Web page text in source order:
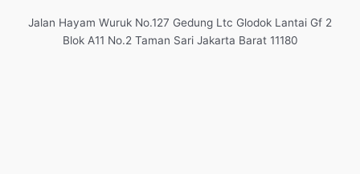
Jalan Hayam Wuruk No.127 Gedung Ltc Glodok Lantai Gf 2
Blok A11 No.2 Taman Sari Jakarta Barat 11180